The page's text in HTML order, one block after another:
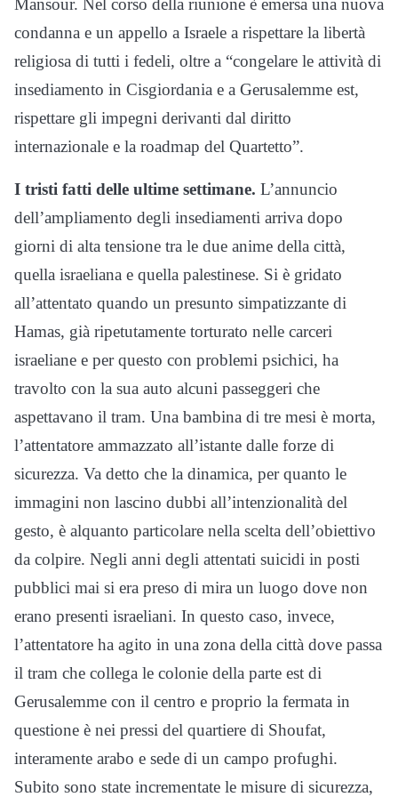
Mansour. Nel corso della riunione è emersa una nuova
condanna e un appello a Israele a rispettare la libertà
religiosa di tutti i fedeli, oltre a “congelare le attività di
insediamento in Cisgiordania e a Gerusalemme est,
rispettare gli impegni derivanti dal diritto
internazionale e la roadmap del Quartetto”.
I tristi fatti delle ultime settimane. L’annuncio
dell’ampliamento degli insediamenti arriva dopo
giorni di alta tensione tra le due anime della città,
quella israeliana e quella palestinese. Si è gridato
all’attentato quando un presunto simpatizzante di
Hamas, già ripetutamente torturato nelle carceri
israeliane e per questo con problemi psichici, ha
travolto con la sua auto alcuni passeggeri che
aspettavano il tram. Una bambina di tre mesi è morta,
l’attentatore ammazzato all’istante dalle forze di
sicurezza. Va detto che la dinamica, per quanto le
immagini non lascino dubbi all’intenzionalità del
gesto, è alquanto particolare nella scelta dell’obiettivo
da colpire. Negli anni degli attentati suicidi in posti
pubblici mai si era preso di mira un luogo dove non
erano presenti israeliani. In questo caso, invece,
l’attentatore ha agito in una zona della città dove passa
il tram che collega le colonie della parte est di
Gerusalemme con il centro e proprio la fermata in
questione è nei pressi del quartiere di Shoufat,
interamente arabo e sede di un campo profughi.
Subito sono state incrementate le misure di sicurezza,